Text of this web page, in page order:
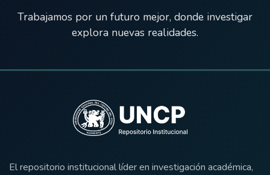
Trabajamos por un futuro mejor, donde investigar
explora nuevas realidades.
El repositorio institucional líder en investigación académica,